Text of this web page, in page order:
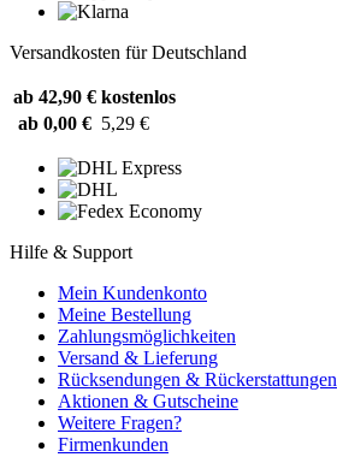
Versandkosten für Deutschland
ab 42,90 € kostenlos
ab 0,00 € 5,29 €
Hilfe & Support
Mein Kundenkonto
Meine Bestellung
Zahlungsmöglichkeiten
Versand & Lieferung
Rücksendungen & Rückerstattungen
Aktionen & Gutscheine
Weitere Fragen?
Firmenkunden